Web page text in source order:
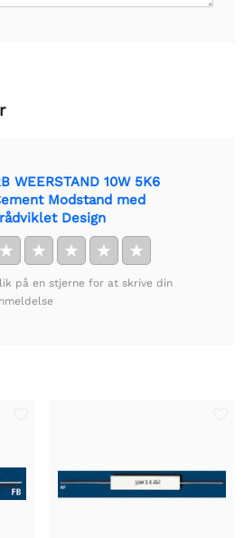
WEERSTAND 10W 5K6
Modstand med
Design
★ ★ ★ ★ ★
på en stjerne for at skrive din